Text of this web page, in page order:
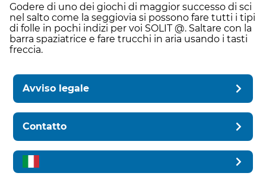
Godere di uno dei giochi di maggior successo di sci
nel salto come la seggiovia si possono fare tutti i tipi
di folle in pochi indizi per voi SOLIT @. Saltare con la
barra spaziatrice e fare trucchi in aria usando i tasti
freccia.
Avviso legale
Contatto